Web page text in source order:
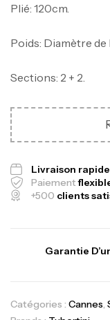
Plié: 120cm.
Poids: Diamètre de
Sections: 2 + 2.
Livraison rapide
Paiement
+500 clients
Garantie
Catégories : Cannes,